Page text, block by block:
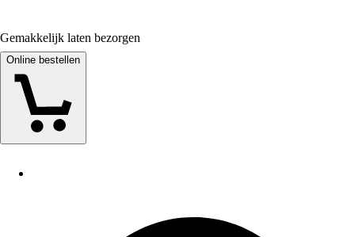
Gemakkelijk laten bezorgen
Online bestellen